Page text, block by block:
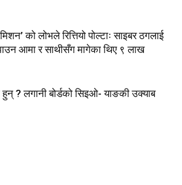
को लोभले रित्तियो पोल्टाः साइबर ठगलाई
आमा र साथीसँग मागेका थिए ९ लाख
? लगानी बोर्डको सिइओ- याङकी उक्याब